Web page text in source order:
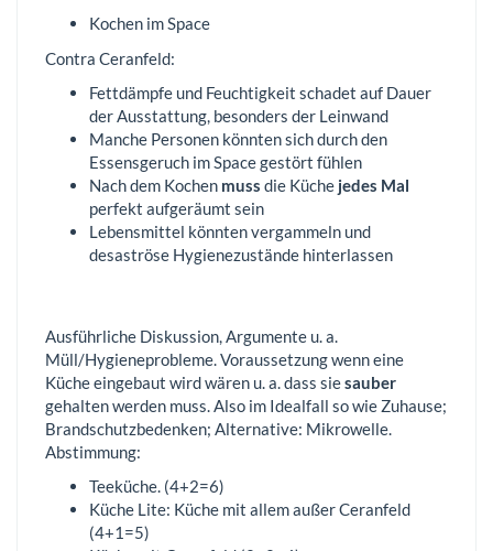
Kochen im Space
Contra Ceranfeld:
Fettdämpfe und Feuchtigkeit schadet auf Dauer
der Ausstattung, besonders der Leinwand
Manche Personen könnten sich durch den
Essensgeruch im Space gestört fühlen
Nach dem Kochen muss die Küche jedes Mal
perfekt aufgeräumt sein
Lebensmittel könnten vergammeln und
desaströse Hygienezustände hinterlassen
Ausführliche Diskussion, Argumente u. a.
Müll/Hygieneprobleme. Voraussetzung wenn eine
Küche eingebaut wird wären u. a. dass siesauber
gehalten werden muss. Also im Idealfall so wie Zuhause;
Brandschutzbedenken; Alternative: Mikrowelle.
Abstimmung:
Teeküche. (4+2=6)
Küche Lite: Küche mit allem außer Ceranfeld
(4+1=5)